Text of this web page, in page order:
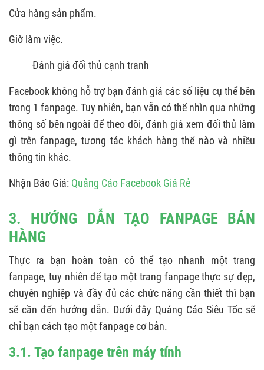
Cửa hàng sản phẩm.
Giờ làm việc.
Đánh giá đối thủ cạnh tranh
Facebook không hỗ trợ bạn đánh giá các số liệu cụ thể bên
trong 1 fanpage. Tuy nhiên, bạn vẫn có thể nhìn qua những
thông số bên ngoài để theo dõi, đánh giá xem đối thủ làm
gì trên fanpage, tương tác khách hàng thế nào và nhiều
thông tin khác.
Nhận Báo Giá: Quảng Cáo Facebook Giá Rẻ
3. HƯỚNG DẪN TẠO FANPAGE BÁN
HÀNG
Thực ra bạn hoàn toàn có thể tạo nhanh một trang
fanpage, tuy nhiên để tạo một trang fanpage thực sự đẹp,
chuyên nghiệp và đầy đủ các chức năng cần thiết thì bạn
sẽ cần đến hướng dẫn. Dưới đây Quảng Cáo Siêu Tốc sẽ
chỉ bạn cách tạo một fanpage cơ bản.
3.1. Tạo fanpage trên máy tính